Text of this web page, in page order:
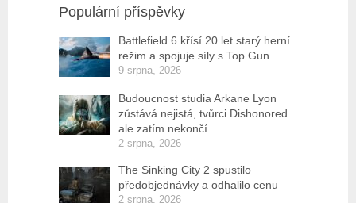
Populární příspěvky
Battlefield 6 křísí 20 let starý herní
režim a spojuje síly s Top Gun
9 srpna, 2026
Budoucnost studia Arkane Lyon
zůstává nejistá, tvůrci Dishonored
ale zatím nekončí
2 srpna, 2026
The Sinking City 2 spustilo
předobjednávky a odhalilo cenu
2 srpna, 2026